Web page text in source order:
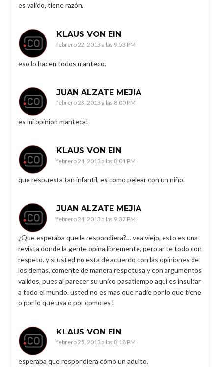
es valido, tiene razón.
KLAUS VON EIN
febrero 22, 2013 a las 9:53 PM
eso lo hacen todos manteco.
JUAN ALZATE MEJIA
febrero 23, 2013 a las 8:00 PM
es mi opinion manteca!
KLAUS VON EIN
febrero 24, 2013 a las 8:01 PM
que respuesta tan infantil, es como pelear con un niño.
JUAN ALZATE MEJIA
febrero 24, 2013 a las 9:37 PM
¿Que esperaba que le respondiera?… vea viejo, esto es una
revista donde la gente opina libremente, pero ante todo con
respeto. y si usted no esta de acuerdo con las opiniones de
los demas, comente de manera respetusa y con argumentos
validos, pues al parecer su unico pasatiempo aqui es insultar
a todo el mundo. usted no es mas que nadie por lo que tiene
o por lo que usa o por como es !
KLAUS VON EIN
febrero 25, 2013 a las 8:18 PM
esperaba que respondiera cómo un adulto.